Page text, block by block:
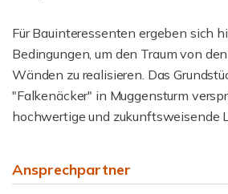
Für Bauinteressenten ergeben sich
Bedingungen, um den Traum von
Wänden zu realisieren. Das
"Falkenäcker" in Muggensturm
hochwertige und zukunftsweisende
Ansprechpartner